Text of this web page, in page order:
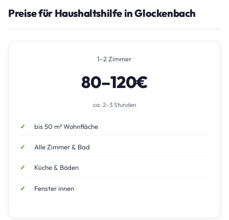
Preise für Haushaltshilfe in Glockenbach
1–2 Zimmer
80–120€
ca. 2–3 Stunden
bis 50 m² Wohnfläche
Alle Zimmer & Bad
Küche & Böden
Fenster innen